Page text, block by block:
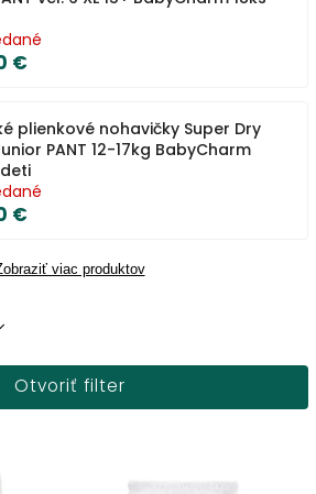
€
plienkové nohavičky Super Dry
PANT 12-17kg BabyCharm
€
viac produktov
Otvoriť filter